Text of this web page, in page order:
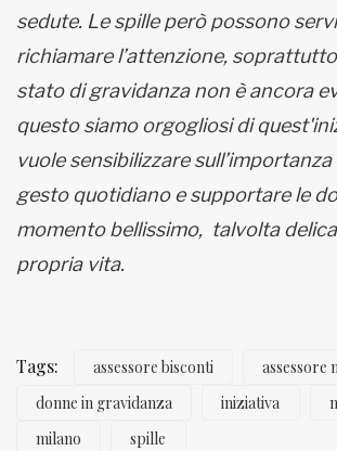
sedute. Le spille però possono
richiamare l’attenzione,
stato di gravidanza non è ancora
questo siamo orgogliosi di
vuole sensibilizzare
gesto quotidiano e supportare le
momento bellissimo, talvolta
propria vita.
Tags: assessore bisconti
assessore
donne in gravidanza
iniziativa
milano
spille